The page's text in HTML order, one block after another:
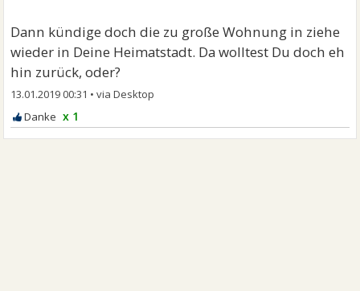
Dann kündige doch die zu große Wohnung in ziehe
wieder in Deine Heimatstadt. Da wolltest Du doch eh
hin zurück, oder?
13.01.2019 00:31 •
x 1